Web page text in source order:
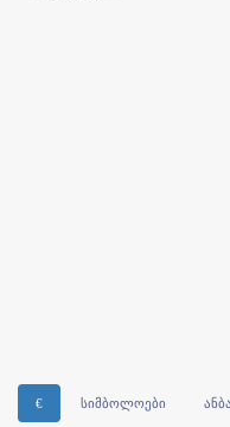
€ სიმბოლოები